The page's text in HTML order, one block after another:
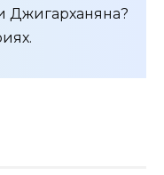
Джигарханяна?